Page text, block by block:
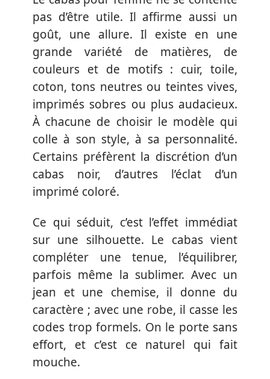
pas d’être utile. Il affirme aussi un
goût, une allure. Il existe en une
grande variété de matières, de
couleurs et de motifs : cuir, toile,
coton, tons neutres ou teintes vives,
imprimés sobres ou plus audacieux.
À chacune de choisir le modèle qui
colle à son style, à sa personnalité.
Certains préfèrent la discrétion d’un
cabas noir, d’autres l’éclat d’un
imprimé coloré.
Ce qui séduit, c’est l’effet immédiat
sur une silhouette. Le cabas vient
compléter une tenue, l’équilibrer,
parfois même la sublimer. Avec un
jean et une chemise, il donne du
caractère ; avec une robe, il casse les
codes trop formels. On le porte sans
effort, et c’est ce naturel qui fait
mouche.